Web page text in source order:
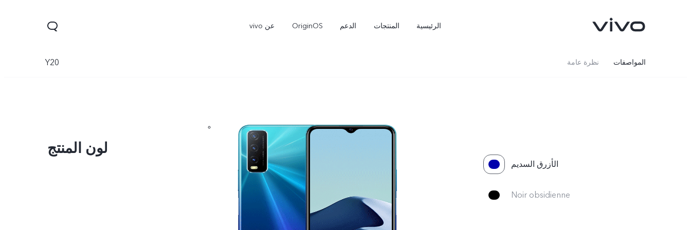
الرئيسية المنتجات الدعم OriginOS عن vivo
Y20 نظرة عامة المواصفات
لون المنتج
‏ال‏أزرق السديم
Noir obsidienne